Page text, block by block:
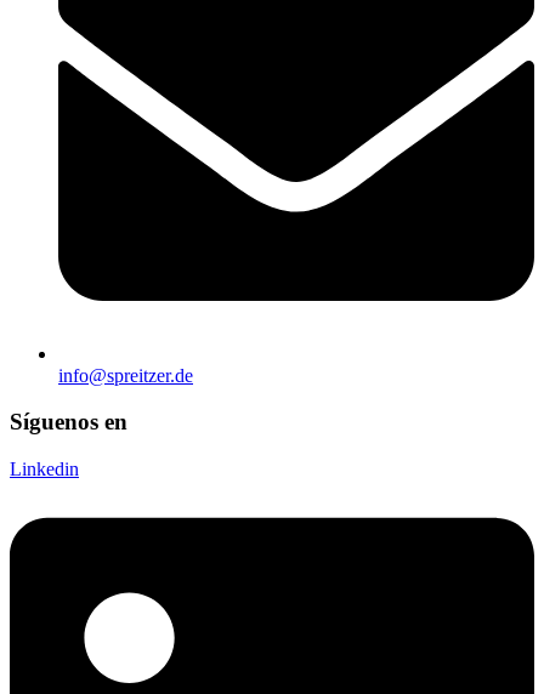
info@spreitzer.de
Síguenos en
Linkedin